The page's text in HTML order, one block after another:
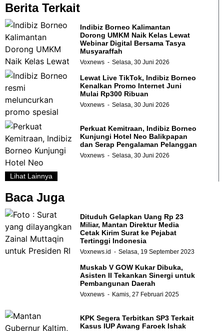
Berita Terkait
Indibiz Borneo Kalimantan
Dorong UMKM Naik Kelas Lewat
Webinar Digital Bersama Tasya
Musyaraffah
Voxnews Selasa, 30 Juni 2026
Lewat Live TikTok, Indibiz Borneo
Kenalkan Promo Internet Juni
Mulai Rp300 Ribuan
Voxnews Selasa, 30 Juni 2026
Perkuat Kemitraan, Indibiz Borneo
Kunjungi Hotel Neo Balikpapan
dan Serap Pengalaman Pelanggan
Voxnews Selasa, 30 Juni 2026
Lihat Lainnya
Baca Juga
Dituduh Gelapkan Uang Rp 23
Miliar, Mantan Direktur Media
Cetak Kirim Surat ke Pejabat
Tertinggi Indonesia
Voxnews.id Selasa, 19 September 2023
Muskab V GOW Kukar Dibuka,
Asisten II Tekankan Sinergi untuk
Pembangunan Daerah
Voxnews Kamis, 27 Februari 2025
KPK Segera Terbitkan SP3 Terkait
Kasus IUP Awang Faroek Ishak